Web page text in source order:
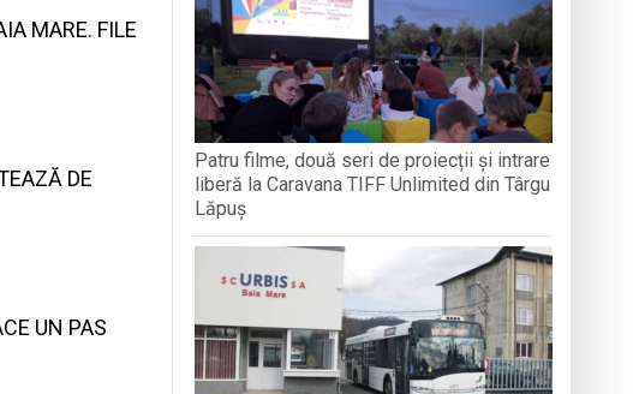
ce lucra la recoltarea roșiilor
MARE. FILE
DE
UN PAS
Patru filme, două seri de proiecții și intrare
liberă la Caravana TIFF Unlimited din Târgu
Lăpuș